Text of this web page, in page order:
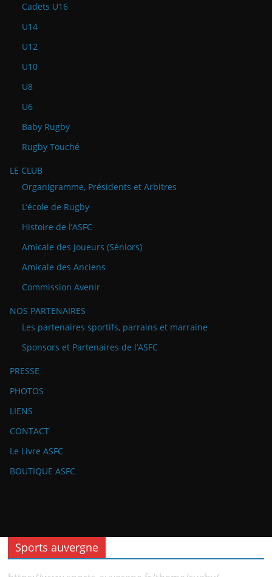
Cadets U16
U14
U12
U10
U8
U6
Baby Rugby
Rugby Touché
LE CLUB
Organigramme, Présidents et Arbitres
L’école de Rugby
Histoire de l’ASFC
Amicale des Joueurs (Séniors)
Amicale des Anciens
Commission Avenir
NOS PARTENAIRES
Les partenaires sportifs, parrains et marraine
Sponsors et Partenaires de l’ASFC
PRESSE
PHOTOS
LIENS
CONTACT
Le Livre ASFC
BOUTIQUE ASFC
Sports auvergne